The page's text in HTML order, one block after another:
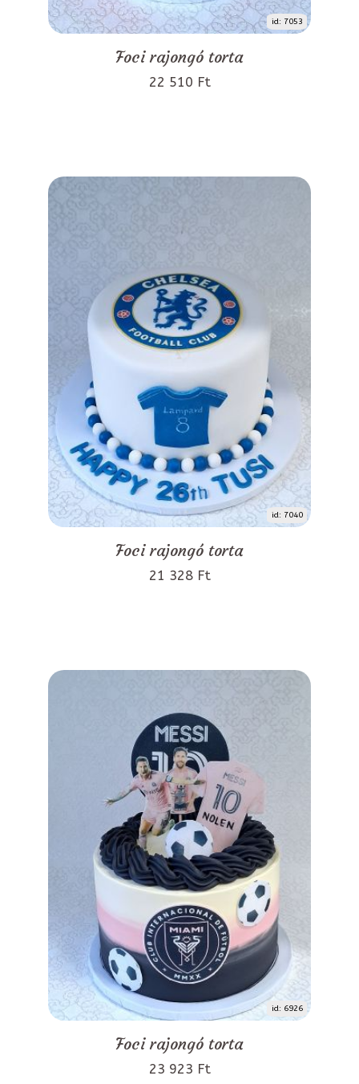
id: 7053
Foci rajongó torta
22 510 Ft
id: 7040
Foci rajongó torta
21 328 Ft
id: 6926
Foci rajongó torta
23 923 Ft